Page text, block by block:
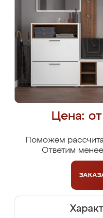
Цена:
Поможем
Ответим